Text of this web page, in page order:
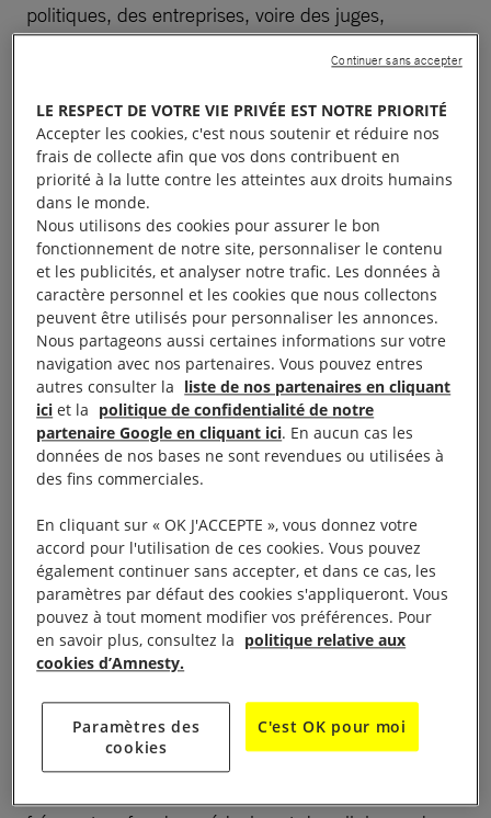
politiques, des entreprises, voire des juges,
représentaient l’immense majorité des actions en
justice intentées contre des journalistes.
Des journalistes travaillant sur la corruption,
l’environnement ou les affaires publiques ont
également fait l’objet d’attaques physiques, de
harcèlement et de violences en ligne, y compris de
la part de hauts responsables du gouvernement.
Selon l’ONG Media Freedom Rapid Response,
l’environnement hostile, le manque de protection et
la précarité des conditions de travail, associés à
d’importantes pressions politiques et financières
exercées sur les médias, restreignaient
considérablement la liberté de la presse et le droit à
l’information.
Droits sexuels et
reproductifs
L’accès à l’avortement demeurait très restreint en
raison de l’incapacité des autorités à garantir la
disponibilité des services d’interruption de
LE RESPECT DE VOTRE VIE PRIVÉE EST NOTRE PRIORITÉ
Accepter les cookies, c'est nous soutenir et réduire nos
frais de collecte afin que vos dons contribuent en
priorité à la lutte contre les atteintes aux droits humains
dans le monde.
Nous utilisons des cookies pour assurer le bon
fonctionnement de notre site, personnaliser le contenu
et les publicités, et analyser notre trafic. Les données à
caractère personnel et les cookies que nous collectons
peuvent être utilisés pour personnaliser les annonces.
Nous partageons aussi certaines informations sur votre
navigation avec nos partenaires. Vous pouvez entres
autres consulter la liste de nos partenaires en cliquant
ici et la politique de confidentialité de notre
partenaire Google en cliquant ici. En aucun cas les
données de nos bases ne sont revendues ou utilisées à
des fins commerciales.
En cliquant sur « OK J'ACCEPTE », vous donnez votre
accord pour l'utilisation de ces cookies. Vous pouvez
également continuer sans accepter, et dans ce cas, les
paramètres par défaut des cookies s'appliqueront. Vous
pouvez à tout moment modifier vos préférences. Pour
en savoir plus, consultez la politique relative aux
cookies d’Amnesty.
Paramètres des
cookies
C'est OK pour moi
Continuer sans accepter